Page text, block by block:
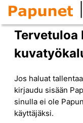
Tervetuloa
Jos haluat
kirjaudu sisään
sinulla ei ole
käyttäjäksi.